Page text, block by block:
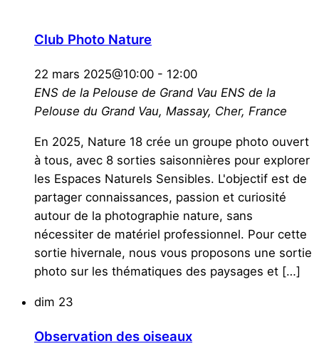
Club Photo Nature
22 mars 2025@10:00 - 12:00
ENS de la Pelouse de Grand Vau ENS de la
Pelouse du Grand Vau, Massay, Cher, France
En 2025, Nature 18 crée un groupe photo ouvert
à tous, avec 8 sorties saisonnières pour explorer
les Espaces Naturels Sensibles. L'objectif est de
partager connaissances, passion et curiosité
autour de la photographie nature, sans
nécessiter de matériel professionnel. Pour cette
sortie hivernale, nous vous proposons une sortie
photo sur les thématiques des paysages et […]
dim 23
Observation des oiseaux